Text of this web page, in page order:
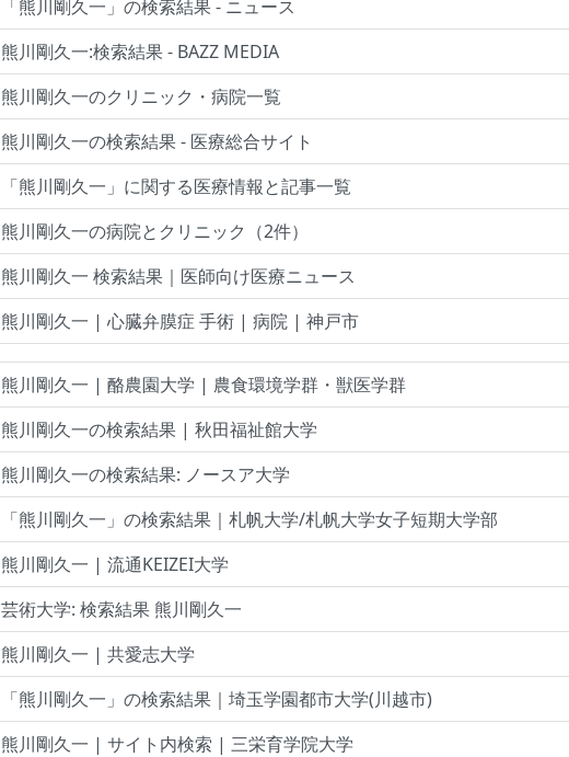
「熊川剛久一」の検索結果 - ニュース
熊川剛久一:検索結果 - BAZZ MEDIA
熊川剛久一のクリニック・病院一覧
熊川剛久一の検索結果 - 医療総合サイト
「熊川剛久一」に関する医療情報と記事一覧
熊川剛久一の病院とクリニック（2件）
熊川剛久一 検索結果｜医師向け医療ニュース
熊川剛久一 | 心臓弁膜症 手術 | 病院 | 神戸市
熊川剛久一 | 酪農園大学 | 農食環境学群・獣医学群
熊川剛久一の検索結果 | 秋田福祉館大学
熊川剛久一の検索結果: ノースア大学
「熊川剛久一」の検索結果｜札帆大学/札帆大学女子短期大学部
熊川剛久一 | 流通KEIZEI大学
芸術大学: 検索結果 熊川剛久一
熊川剛久一 | 共愛志大学
「熊川剛久一」の検索結果｜埼玉学園都市大学(川越市)
熊川剛久一 | サイト内検索 | 三栄育学院大学